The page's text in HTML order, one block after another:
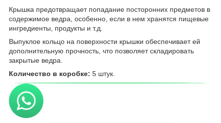
Крышка предотвращает попадание посторонних предметов в
cодержимое ведра, oсобенно, если в нем хранятся пищевые
ингредиенты, продукты и т.д.
Выпуклое кольцо на поверхности крышки обеспечивает ей
дополнительную прочность, что позволяет складировать
закрытыe ведра.
Количество в коробке: 5 штук.